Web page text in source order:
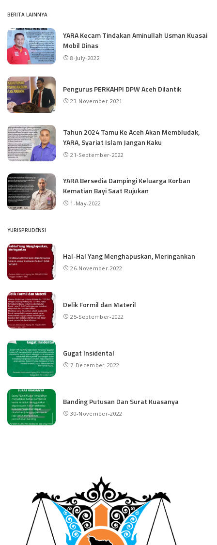
BERITA LAINNYA
YARA Kecam Tindakan Aminullah Usman Kuasai
Mobil Dinas
8-July-2022
Pengurus PERKAHPI DPW Aceh Dilantik
23-November-2021
Tahun 2024 Tamu Ke Aceh Akan Membludak,
YARA, Syariat Islam Jangan Kaku
21-September-2022
YARA Bersedia Dampingi Keluarga Korban
Kematian Bayi Saat Rujukan
1-May-2022
YURISPRUDENSI
Hal-Hal Yang Menghapuskan, Meringankan
26-November-2022
Delik Formil dan Materil
25-September-2022
Gugat Insidental
7-December-2022
Banding Putusan Dan Surat Kuasanya
30-November-2022